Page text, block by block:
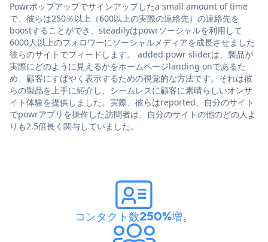
Powrポップアップでサインアップしたa small amount of time
で、彼らは250％以上（600以上の実際の連絡先）の連絡先を
boostすることができ、steadilyはpowrソーシャルを利用して
6000人以上のフォロワーにソーシャルメディアを成長させました
彼らのサイトでフィードします。 added powr sliderは、製品が
実際にどのように見えるかをホームページlanding onであるた
め、顧客にすばやく表示するための視覚的な方法です。それは彼
らの製品を上手に紹介し、シームレスに顧客に素晴らしいオンサ
イト体験を提供しました。実際、彼らはreported、自分のサイト
でpowrアプリを操作した訪問者は、自分のサイトの他のどの人よ
りも2.5倍長く関与していました。
コンタクト数250%増。